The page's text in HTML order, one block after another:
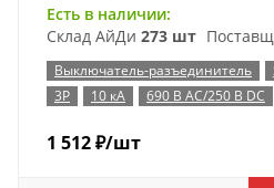
Есть в наличии:
Склад АйДи 273 шт
Выключатель-разъединитель
3P
10 кА 690 В AC/250 В DC
1 512₽/шт